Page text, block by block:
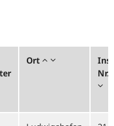
Ort
Nr.